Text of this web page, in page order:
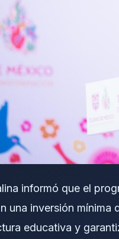
informó que el
una inversión
educativa y